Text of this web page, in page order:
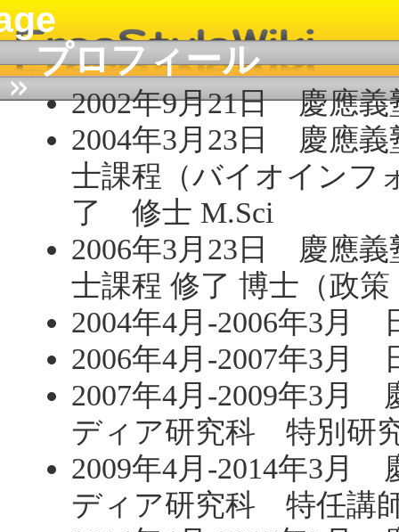
プロフィール
2002年9月21日 慶應
2004年3月23日 慶應義
士課程（バイオインフ
了 修士 M.Sci
2006年3月23日 慶應義
士課程 修了 博士（政
2004年4月-2006年3月
2006年4月-2007年3月
2007年4月-2009年3月
ディア研究科 特別研
2009年4月-2014年3月
ディア研究科 特任講